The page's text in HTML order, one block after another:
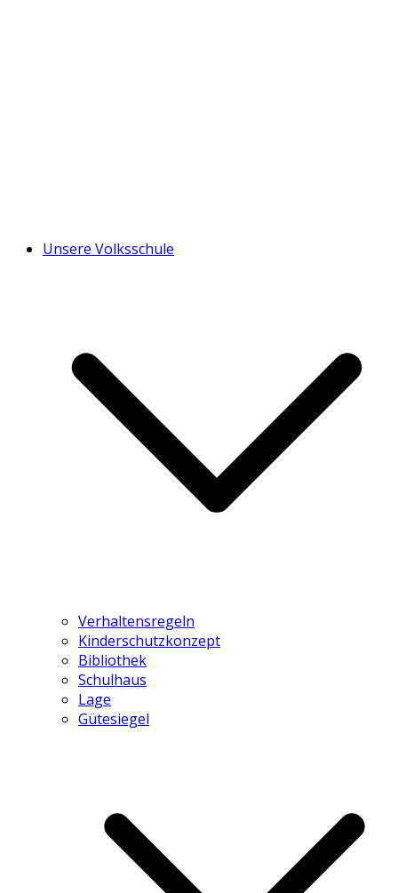
Unsere Volksschule
Verhaltensregeln
Kinderschutzkonzept
Bibliothek
Schulhaus
Lage
Gütesiegel